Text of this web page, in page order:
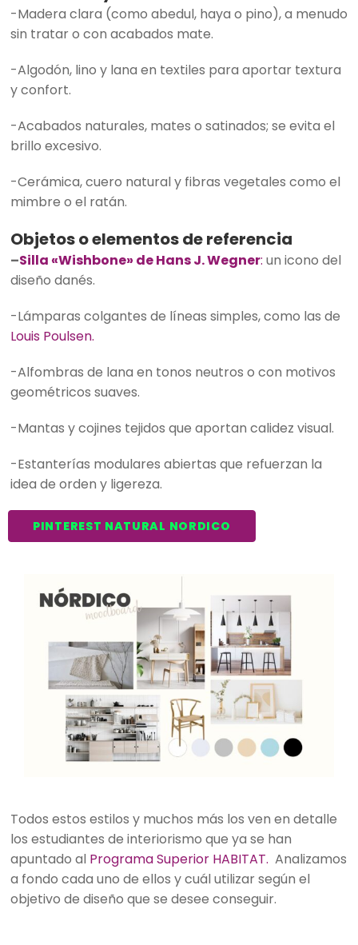
-Madera clara (como abedul, haya o pino), a menudo
sin tratar o con acabados mate.
-Algodón, lino y lana en textiles para aportar textura
y confort.
-Acabados naturales, mates o satinados; se evita el
brillo excesivo.
-Cerámica, cuero natural y fibras vegetales como el
mimbre o el ratán.
Objetos o elementos de referencia
–Silla «Wishbone» de Hans J. Wegner: un icono del
diseño danés.
-Lámparas colgantes de líneas simples, como las de
Louis Poulsen.
-Alfombras de lana en tonos neutros o con motivos
geométricos suaves.
-Mantas y cojines tejidos que aportan calidez visual.
-Estanterías modulares abiertas que refuerzan la
idea de orden y ligereza.
PINTEREST NATURAL NORDICO
Todos estos estilos y muchos más los ven en detalle
los estudiantes de interiorismo que ya se han
apuntado al Programa Superior HABITAT. Analizamos
a fondo cada uno de ellos y cuál utilizar según el
objetivo de diseño que se desee conseguir.